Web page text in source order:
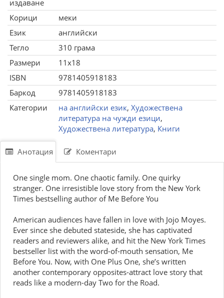
издаване
Корици
меки
Език
английски
Тегло
310 грама
Размери
11x18
ISBN
9781405918183
Баркод
9781405918183
Категории
на английски език, Художествена
литература на чужди езици,
Художествена литература, Книги
Анотация Коментари
One single mom. One chaotic family. One quirky
stranger. One irresistible love story from the New York
Times bestselling author of Me Before You
American audiences have fallen in love with Jojo Moyes.
Ever since she debuted stateside, she has captivated
readers and reviewers alike, and hit the New York Times
bestseller list with the word-of-mouth sensation, Me
Before You. Now, with One Plus One, she’s written
another contemporary opposites-attract love story that
reads like a modern-day Two for the Road.